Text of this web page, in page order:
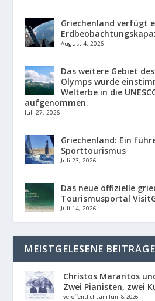
Griechenland verfügt
August 4, 2026
Das weitere Gebiet
Olymps wurde
Welterbe in die
aufgenommen.
Juli 27, 2026
Griechenland: Ein
Sporttourismus
Juli 23, 2026
Das neue offizielle
Tourismusportal
Juli 14, 2026
MEISTGELESENE BEITRÄGE
Christos Marantos
Zwei Pianisten, zwei
veröffentlicht am Juni 8, 2026